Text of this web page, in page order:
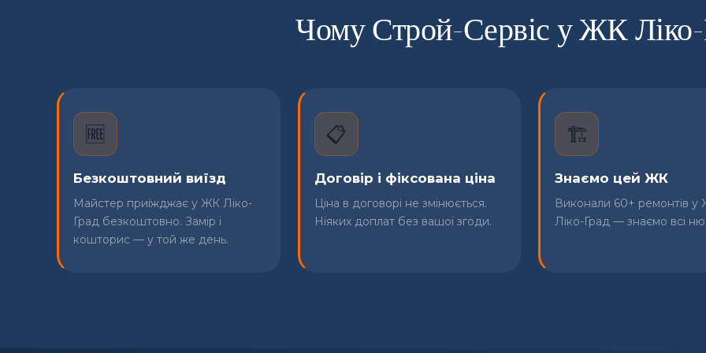
Чому Строй-Сервіс у ЖК
🆓
Безкоштовний виїзд
Майстер приїжджає у ЖК Ліко-
Град безкоштовно. Замір і
кошторис — у той же день.
📋
Договір і фіксована ціна
Ціна в договорі не змінюється.
Ніяких доплат без вашої згоди.
🏗️
Знаємо цей ЖК
Виконали 60+ ремонтів у
Ліко-Град — знаємо всі